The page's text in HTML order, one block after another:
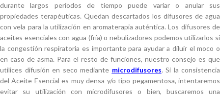
durante largos periodos de tiempo puede variar o anular sus
propiedades terapéuticas. Quedan descartados los difusores de agua
con vela para la utilización en aromaterapia auténtica. Los difusores de
aceites esenciales con agua (fría) o nebulizadores podemos utilizarlos si
la congestión respiratoria es importante para ayudar a diluir el moco o
en caso de asma. Para el resto de funciones, nuestro consejo es que
utilices difusión en seco mediante microdifusores. Si la consistencia
del Aceite Esencial es muy densa y/o tipo pegamentosa, intentaremos
evitar su utilización con microdifusores o bien, buscaremos una